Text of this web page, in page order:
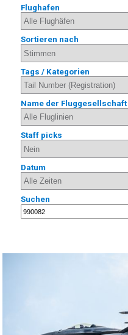
Flughafen
Sortieren nach
Tags / Kategorien
Name der Fluggesellschaft
Staff picks
Datum
Suchen